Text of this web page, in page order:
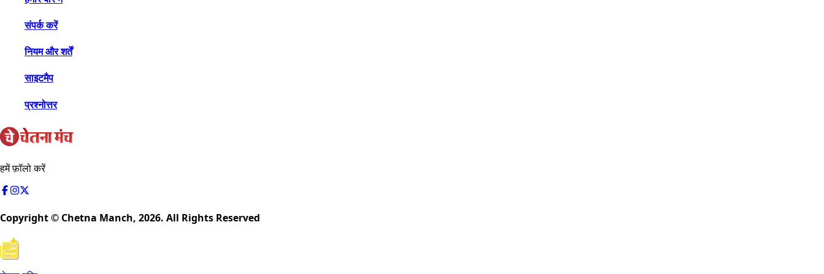
संपर्क करें
नियम और शर्तें
साइटमैप
प्रश्नोत्तर
हमें फ़ॉलो करें
Copyright © Chetna Manch, 2026. All Rights Reserved